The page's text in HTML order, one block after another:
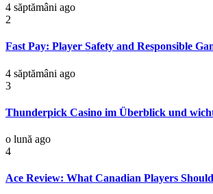
4 săptămâni ago
2
Fast Pay: Player Safety and Responsible
4 săptămâni ago
3
Thunderpick Casino im Überblick und
o lună ago
4
Ace Review: What Canadian Players